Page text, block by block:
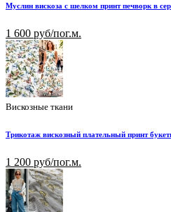
Муслин вискоза с шелком принт печворк в
1 600 руб/пог.м.
Вискозные ткани
Трикотаж вискозный плательный принт
1 200 руб/пог.м.